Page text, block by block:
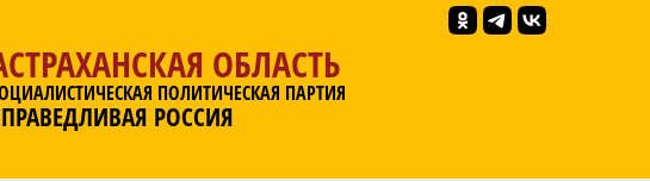
ОБЛАСТЬ
ПОЛИТИЧЕСКАЯ ПАРТИЯ
РОССИЯ